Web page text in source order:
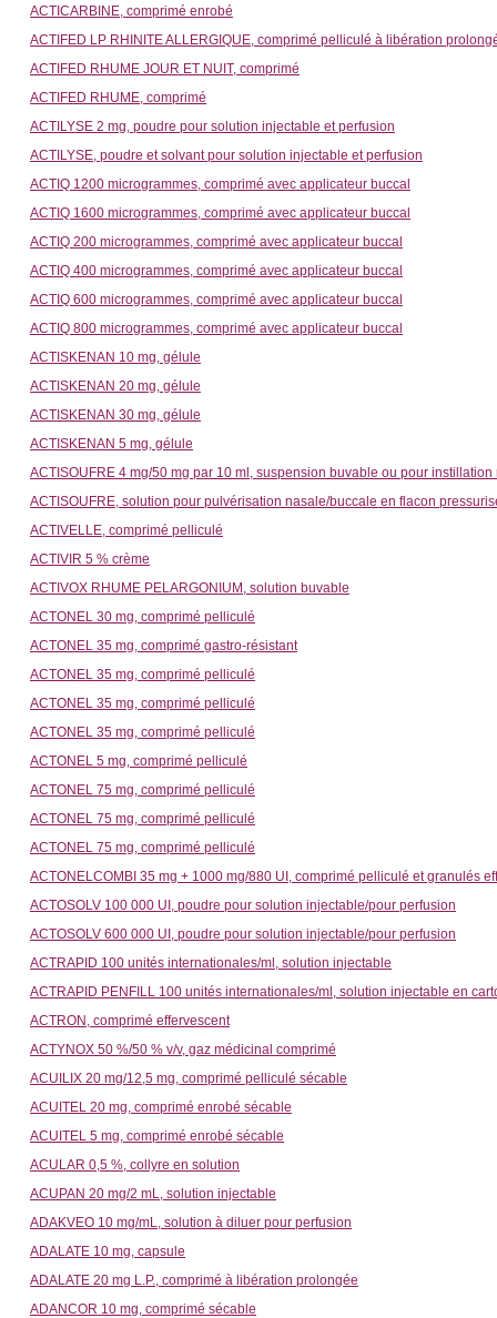
ACTICARBINE, comprimé enrobé
ACTIFED LP RHINITE ALLERGIQUE, comprimé pelliculé à libération
ACTIFED RHUME JOUR ET NUIT, comprimé
ACTIFED RHUME, comprimé
ACTILYSE 2 mg, poudre pour solution injectable et perfusion
ACTILYSE, poudre et solvant pour solution injectable et perfusion
ACTIQ 1200 microgrammes, comprimé avec applicateur buccal
ACTIQ 1600 microgrammes, comprimé avec applicateur buccal
ACTIQ 200 microgrammes, comprimé avec applicateur buccal
ACTIQ 400 microgrammes, comprimé avec applicateur buccal
ACTIQ 600 microgrammes, comprimé avec applicateur buccal
ACTIQ 800 microgrammes, comprimé avec applicateur buccal
ACTISKENAN 10 mg, gélule
ACTISKENAN 20 mg, gélule
ACTISKENAN 30 mg, gélule
ACTISKENAN 5 mg, gélule
ACTISOUFRE 4 mg/50 mg par 10 ml, suspension buvable ou pour instillation
ACTISOUFRE, solution pour pulvérisation nasale/buccale en flacon
ACTIVELLE, comprimé pelliculé
ACTIVIR 5 % crème
ACTIVOX RHUME PELARGONIUM, solution buvable
ACTONEL 30 mg, comprimé pelliculé
ACTONEL 35 mg, comprimé gastro-résistant
ACTONEL 35 mg, comprimé pelliculé
ACTONEL 35 mg, comprimé pelliculé
ACTONEL 35 mg, comprimé pelliculé
ACTONEL 5 mg, comprimé pelliculé
ACTONEL 75 mg, comprimé pelliculé
ACTONEL 75 mg, comprimé pelliculé
ACTONEL 75 mg, comprimé pelliculé
ACTONELCOMBI 35 mg + 1000 mg/880 UI, comprimé pelliculé et granulés
ACTOSOLV 100 000 UI, poudre pour solution injectable/pour perfusion
ACTOSOLV 600 000 UI, poudre pour solution injectable/pour perfusion
ACTRAPID 100 unités internationales/ml, solution injectable
ACTRAPID PENFILL 100 unités internationales/ml, solution injectable en
ACTRON, comprimé effervescent
ACTYNOX 50 %/50 % v/v, gaz médicinal comprimé
ACUILIX 20 mg/12,5 mg, comprimé pelliculé sécable
ACUITEL 20 mg, comprimé enrobé sécable
ACUITEL 5 mg, comprimé enrobé sécable
ACULAR 0,5 %, collyre en solution
ACUPAN 20 mg/2 mL, solution injectable
ADAKVEO 10 mg/mL, solution à diluer pour perfusion
ADALATE 10 mg, capsule
ADALATE 20 mg L.P., comprimé à libération prolongée
ADANCOR 10 mg, comprimé sécable